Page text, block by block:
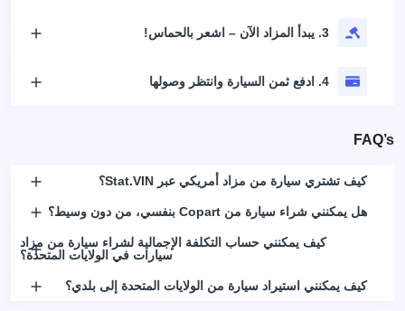
3. يبدأ المزاد الآن – اشعر بالحماس!
4. ادفع ثمن السيارة وانتظر وصولها
FAQ’s
كيف تشتري سيارة من مزاد أمريكي عبر Stat.VIN؟
هل يمكنني شراء سيارة من Copart بنفسي، من دون وسيط؟
كيف يمكنني حساب التكلفة الإجمالية لشراء سيارة من مزاد
سيارات في الولايات المتحدة؟
كيف يمكنني استيراد سيارة من الولايات المتحدة إلى بلدي؟